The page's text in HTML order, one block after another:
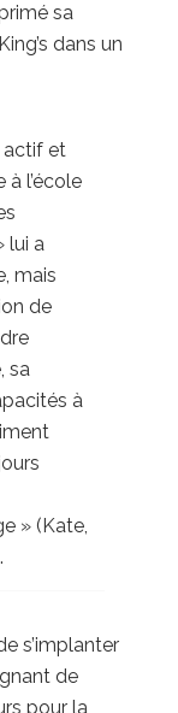
sa
dans un
actif et
l’école
lui a
mais
de
sa
à
» (Kate,
s’implanter
de
pour la